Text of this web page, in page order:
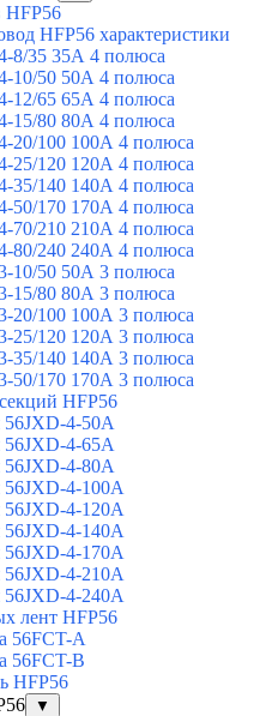
HFP56
HFP56 характеристики
8/35 35А 4 полюса
10/50 50А 4 полюса
12/65 65А 4 полюса
15/80 80А 4 полюса
20/100 100А 4 полюса
25/120 120А 4 полюса
35/140 140А 4 полюса
50/170 170А 4 полюса
70/210 210А 4 полюса
80/240 240А 4 полюса
10/50 50А 3 полюса
15/80 80А 3 полюса
20/100 100А 3 полюса
25/120 120А 3 полюса
35/140 140А 3 полюса
50/170 170А 3 полюса
HFP56
4-50A
4-65A
4-80A
4-100A
4-120A
4-140A
4-170A
4-210A
4-240A
лент HFP56
56FCT-A
56FCT-B
HFP56
▼